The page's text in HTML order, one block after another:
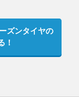
ズンタイヤの
！